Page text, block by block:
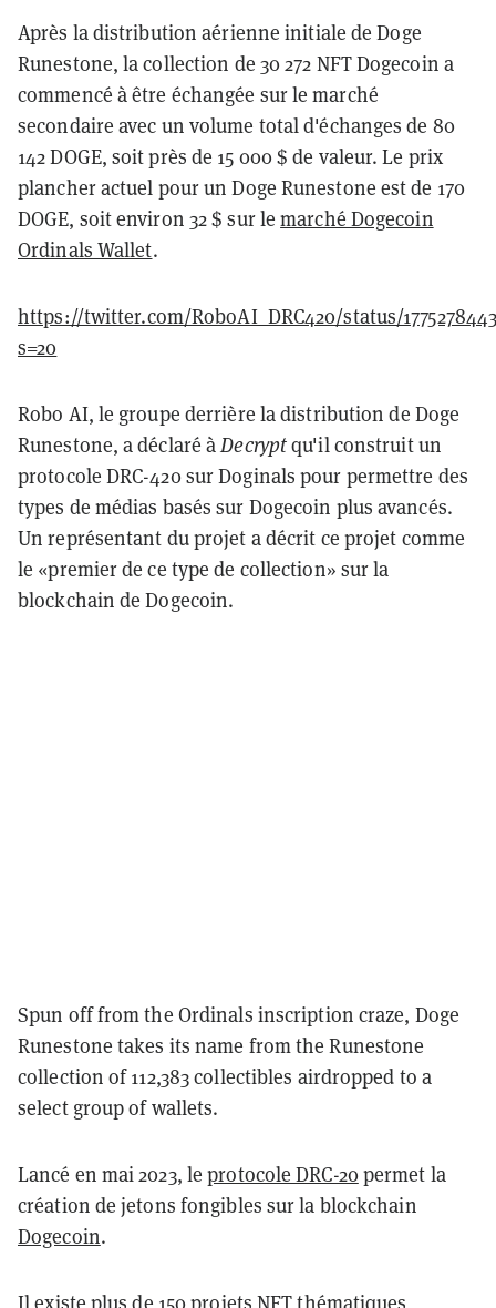
Après la distribution aérienne initiale de Doge
Runestone, la collection de 30 272 NFT Dogecoin a
commencé à être échangée sur le marché
secondaire avec un volume total d'échanges de 80
142 DOGE, soit près de 15 000 $ de valeur. Le prix
plancher actuel pour un Doge Runestone est de 170
DOGE, soit environ 32 $ sur lemarché Dogecoin
Ordinals Wallet.
https://twitter.com/RoboAI_DRC420/status/
s=20
Robo AI, le groupe derrière la distribution de Doge
Runestone, a déclaré àDecryptqu'il construit un
protocole DRC-420 sur Doginals pour permettre des
types de médias basés sur Dogecoin plus avancés.
Un représentant du projet a décrit ce projet comme
le «premier de ce type de collection» sur la
blockchain de Dogecoin.
Spun off from the Ordinals inscription craze, Doge
Runestone takes its name from the Runestone
collection of 112,383 collectibles airdropped to a
select group of wallets.
Lancé en mai 2023, leprotocole DRC-20permet la
création de jetons fongibles sur la blockchain
Dogecoin.